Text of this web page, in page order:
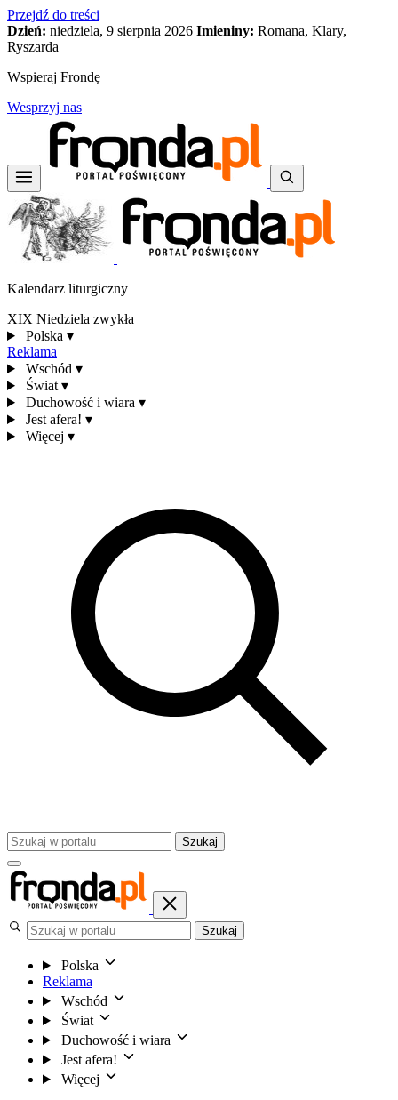
Przejdź do treści
Dzień: niedziela, 9 sierpnia 2026 Imieniny: Romana, Klary,
Ryszarda
Wspieraj Frondę
Wesprzyj nas
Kalendarz liturgiczny
XIX Niedziela zwykła
Polska ▾
Reklama
Wschód ▾
Świat ▾
Duchowość i wiara ▾
Jest afera! ▾
Więcej ▾
Szukaj
Szukaj
Polska
Reklama
Wschód
Świat
Duchowość i wiara
Jest afera!
Więcej